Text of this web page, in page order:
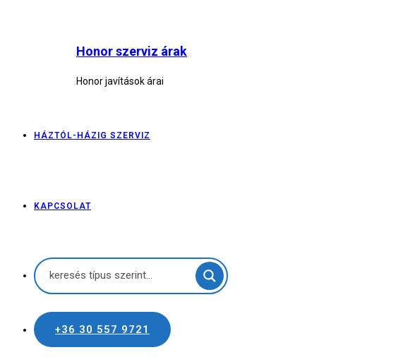
Honor szerviz árak
Honor javítások árai
HÁZTÓL-HÁZIG SZERVIZ
KAPCSOLAT
+36 30 557 9721